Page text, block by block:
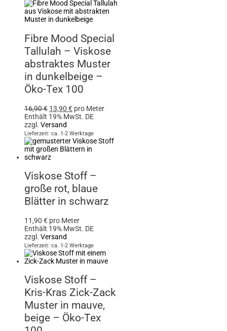
Fibre Mood Special
Tallulah – Viskose
abstraktes Muster
in dunkelbeige –
Öko-Tex 100
16,90€ 13,90 € pro Meter
Enthält 19% MwSt. DE
zzgl. Versand
Lieferzeit: ca. 1-2 Werktage
Viskose Stoff –
große rot, blaue
Blätter in schwarz
11,90 € pro Meter
Enthält 19% MwSt. DE
zzgl. Versand
Lieferzeit: ca. 1-2 Werktage
Viskose Stoff –
Kris-Kras Zick-Zack
Muster in mauve,
beige – Öko-Tex